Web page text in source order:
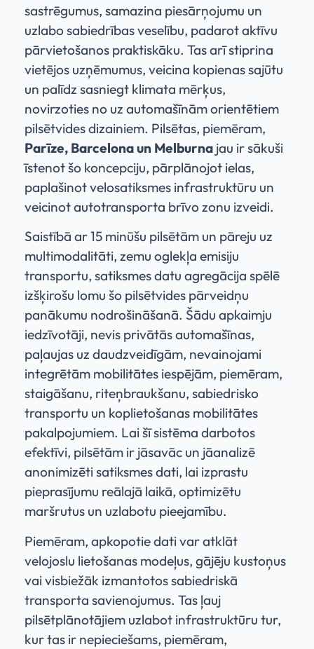
sastrēgumus, samazina piesārņojumu un
uzlabo sabiedrības veselību, padarot aktīvu
pārvietošanos praktiskāku. Tas arī stiprina
vietējos uzņēmumus, veicina kopienas sajūtu
un palīdz sasniegt klimata mērķus,
novirzoties no uz automašīnām orientētiem
pilsētvides dizainiem. Pilsētas, piemēram,
Parīze, Barcelona un Melburna jau ir sākuši
īstenot šo koncepciju, pārplānojot ielas,
paplašinot velosatiksmes infrastruktūru un
veicinot autotransporta brīvo zonu izveidi.
Saistībā ar 15 minūšu pilsētām un pāreju uz
multimodalitāti, zemu oglekļa emisiju
transportu, satiksmes datu agregācija spēlē
izšķirošu lomu šo pilsētvides pārveidņu
panākumu nodrošināšanā. Šādu apkaimju
iedzīvotāji, nevis privātās automašīnas,
paļaujas uz daudzveidīgām, nevainojami
integrētām mobilitātes iespējām, piemēram,
staigāšanu, riteņbraukšanu, sabiedrisko
transportu un koplietošanas mobilitātes
pakalpojumiem. Lai šī sistēma darbotos
efektīvi, pilsētām ir jāsavāc un jāanalizē
anonimizēti satiksmes dati, lai izprastu
pieprasījumu reālajā laikā, optimizētu
maršrutus un uzlabotu pieejamību.
Piemēram, apkopotie dati var atklāt
velojoslu lietošanas modeļus, gājēju kustoņus
vai visbiežāk izmantotos sabiedriskā
transporta savienojumus. Tas ļauj
pilsētplānotājiem uzlabot infrastruktūru tur,
kur tas ir nepieciešams, piemēram,